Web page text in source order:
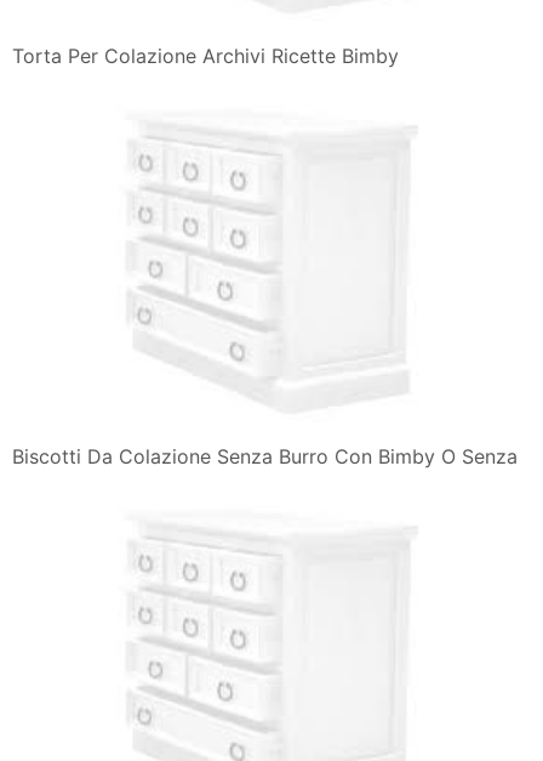
Torta Per Colazione Archivi Ricette Bimby
Biscotti Da Colazione Senza Burro Con Bimby O Senza